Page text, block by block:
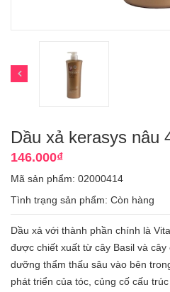
Dầu xả kerasys nâu
146.000₫
Mã sản phẩm: 02000414
Tình trạng sản phẩm: Còn hàng
Dầu xả với thành phần chính là
được chiết xuất từ cây Basil và
dưỡng thẩm thấu sâu vào bên
phát triển của tóc, củng cố cấu